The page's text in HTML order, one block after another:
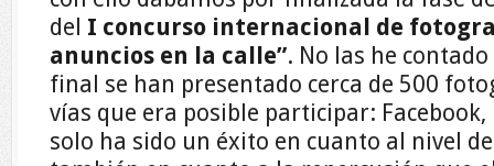
del I concurso internacional de
anuncios en la calle”. No las he
final se han presentado cerca de 500
vías que era posible participar:
solo ha sido un éxito en cuanto al nivel